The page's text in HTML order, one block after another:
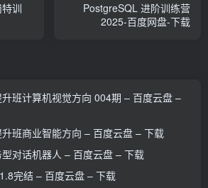
训
PostgreSQL 进阶训练营
2025-百度网盘-下载
班计算机视觉方向 004期 – 百度云盘 –
班商业智能方向 – 百度云盘 – 下载
对话机器人 – 百度云盘 – 下载
完结 – 百度云盘 – 下载